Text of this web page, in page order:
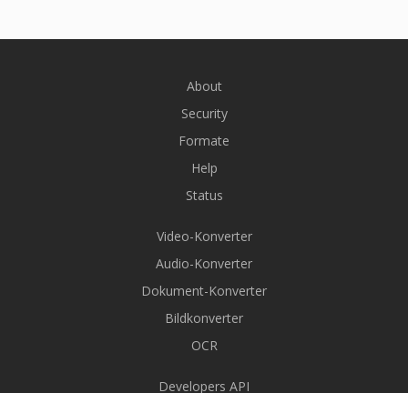
About
Security
Formate
Help
Status
Video-Konverter
Audio-Konverter
Dokument-Konverter
Bildkonverter
OCR
Developers API